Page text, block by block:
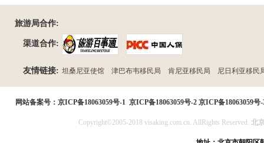
旅游局合作:
渠道合作:
友情链接: 坦桑尼亚使馆 津巴布韦移民局 肯尼亚移民局 尼日利亚移民
网站备案号： 京ICP备18063059号-1 京ICP备18063059号-2 京ICP备18063059号-
Copyright©2005-2018 visaking.com.cn. AllRights Reserved. 北